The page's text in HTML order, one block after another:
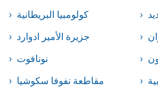
كولومبيا البريطانية
جزيرة الأمير ادوارد
نونافوت
مقاطعة نفوفا سكوشيا